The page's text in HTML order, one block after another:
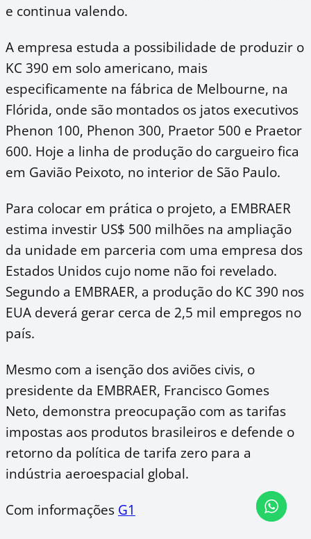
e continua valendo.
A empresa estuda a possibilidade de produzir o
KC 390 em solo americano, mais
especificamente na fábrica de Melbourne, na
Flórida, onde são montados os jatos executivos
Phenon 100, Phenon 300, Praetor 500 e Praetor
600. Hoje a linha de produção do cargueiro fica
em Gavião Peixoto, no interior de São Paulo.
Para colocar em prática o projeto, a EMBRAER
estima investir US$ 500 milhões na ampliação
da unidade em parceria com uma empresa dos
Estados Unidos cujo nome não foi revelado.
Segundo a EMBRAER, a produção do KC 390 nos
EUA deverá gerar cerca de 2,5 mil empregos no
país.
Mesmo com a isenção dos aviões civis, o
presidente da EMBRAER, Francisco Gomes
Neto, demonstra preocupação com as tarifas
impostas aos produtos brasileiros e defende o
retorno da política de tarifa zero para a
indústria aeroespacial global.
Com informações G1